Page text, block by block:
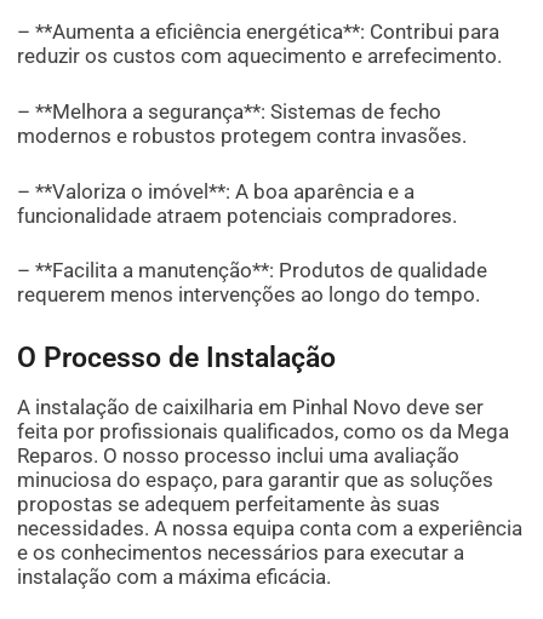
– **Aumenta a eficiência energética**: Contribui para
reduzir os custos com aquecimento e arrefecimento.
– **Melhora a segurança**: Sistemas de fecho
modernos e robustos protegem contra invasões.
– **Valoriza o imóvel**: A boa aparência e a
funcionalidade atraem potenciais compradores.
– **Facilita a manutenção**: Produtos de qualidade
requerem menos intervenções ao longo do tempo.
O Processo de Instalação
A instalação de caixilharia em Pinhal Novo deve ser
feita por profissionais qualificados, como os da Mega
Reparos. O nosso processo inclui uma avaliação
minuciosa do espaço, para garantir que as soluções
propostas se adequem perfeitamente às suas
necessidades. A nossa equipa conta com a experiência
e os conhecimentos necessários para executar a
instalação com a máxima eficácia.